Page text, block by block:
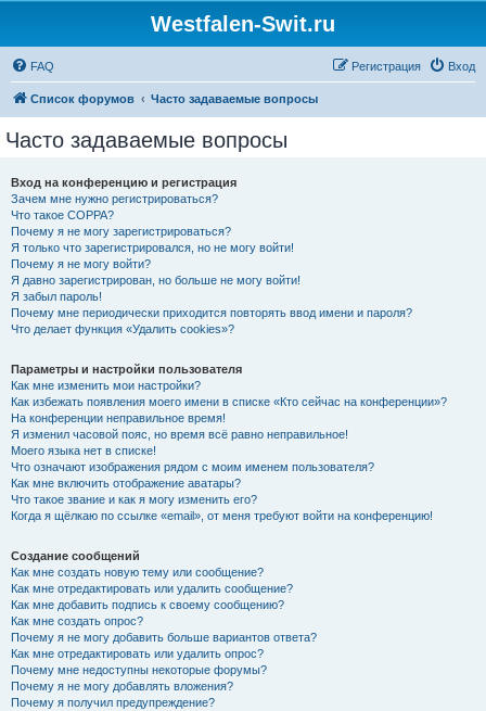
Westfalen-Swit.ru
FAQ Вход
Регистрация
Список форумов Часто задаваемые вопросы
Часто задаваемые вопросы
Вход на конференцию и регистрация
Зачем мне нужно регистрироваться?
Что такое COPPA?
Почему я не могу зарегистрироваться?
Я только что зарегистрировался, но не могу войти!
Почему я не могу войти?
Я давно зарегистрирован, но больше не могу войти!
Я забыл пароль!
Почему мне периодически приходится повторять ввод имени и пароля?
Что делает функция «Удалить cookies»?
Параметры и настройки пользователя
Как мне изменить мои настройки?
Как избежать появления моего имени в списке «Кто сейчас на конференции»?
На конференции неправильное время!
Я изменил часовой пояс, но время всё равно неправильное!
Моего языка нет в списке!
Что означают изображения рядом с моим именем пользователя?
Как мне включить отображение аватары?
Что такое звание и как я могу изменить его?
Когда я щёлкаю по ссылке «email», от меня требуют войти на конференцию!
Создание сообщений
Как мне создать новую тему или сообщение?
Как мне отредактировать или удалить сообщение?
Как мне добавить подпись к своему сообщению?
Как мне создать опрос?
Почему я не могу добавить больше вариантов ответа?
Как мне отредактировать или удалить опрос?
Почему мне недоступны некоторые форумы?
Почему я не могу добавлять вложения?
Почему я получил предупреждение?